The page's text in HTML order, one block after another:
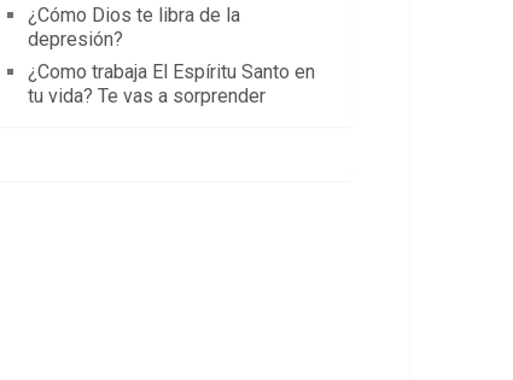
¿Cómo Dios te libra de la
depresión?
¿Como trabaja El Espíritu Santo en
tu vida? Te vas a sorprender